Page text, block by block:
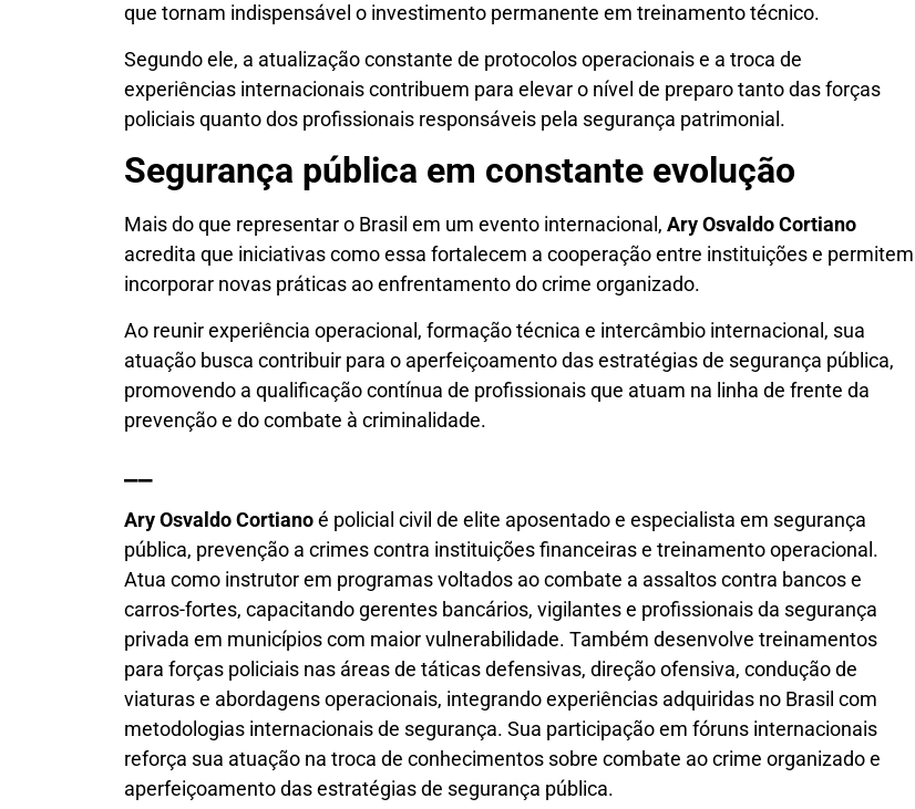
que tornam indispensável o investimento permanente em treinamento técnico.
Segundo ele, a atualização constante de protocolos operacionais e a troca de
experiências internacionais contribuem para elevar o nível de preparo tanto das forças
policiais quanto dos profissionais responsáveis pela segurança patrimonial.
Segurança pública em constante evolução
Mais do que representar o Brasil em um evento internacional, Ary Osvaldo Cortiano
acredita que iniciativas como essa fortalecem a cooperação entre instituições e permitem
incorporar novas práticas ao enfrentamento do crime organizado.
Ao reunir experiência operacional, formação técnica e intercâmbio internacional, sua
atuação busca contribuir para o aperfeiçoamento das estratégias de segurança pública,
promovendo a qualificação contínua de profissionais que atuam na linha de frente da
prevenção e do combate à criminalidade.
Ary Osvaldo Cortianoé policial civil de elite aposentado e especialista em segurança
pública, prevenção a crimes contra instituições financeiras e treinamento operacional.
Atua como instrutor em programas voltados ao combate a assaltos contra bancos e
carros-fortes, capacitando gerentes bancários, vigilantes e profissionais da segurança
privada em municípios com maior vulnerabilidade. Também desenvolve treinamentos
para forças policiais nas áreas de táticas defensivas, direção ofensiva, condução de
viaturas e abordagens operacionais, integrando experiências adquiridas no Brasil com
metodologias internacionais de segurança. Sua participação em fóruns internacionais
reforça sua atuação na troca de conhecimentos sobre combate ao crime organizado e
aperfeiçoamento das estratégias de segurança pública.